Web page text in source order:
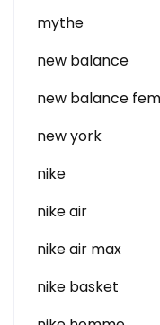
mythe
new balance
new balance
new york
nike
nike air
nike air max
nike basket